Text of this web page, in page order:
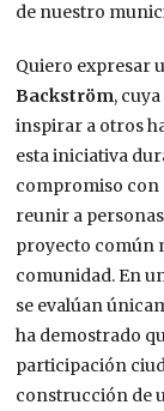
de nuestro
Quiero expresar
Backström,
inspirar a otros
esta iniciativa
compromiso con
reunir a
proyecto común
comunidad. En
se evalúan
ha demostrado
participación
construcción de